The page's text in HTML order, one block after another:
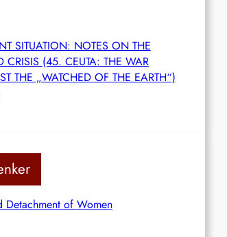
SITUATION: NOTES ON THE
CRISIS (45. CEUTA: THE WAR
THE „WATCHED OF THE EARTH“)
Detachment of Women